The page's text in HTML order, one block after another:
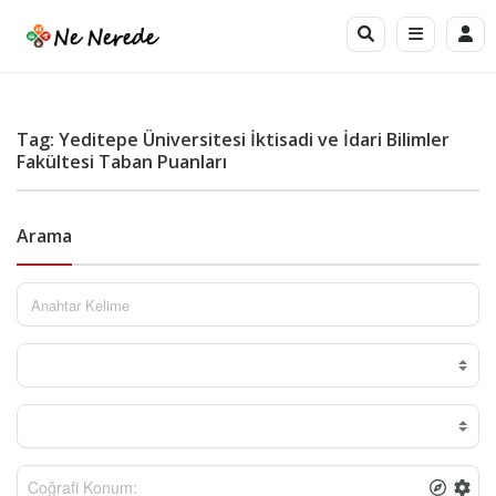
Tag: Yeditepe Üniversitesi İktisadi ve İdari Bilimler
Fakültesi Taban Puanları
Arama